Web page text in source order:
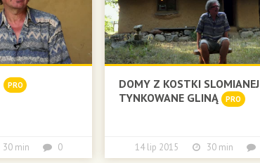
PRO
30 min 0
DOMY Z KOSTKI SLOMIANEJ
TYNKOWANE GLINĄ PRO
14 lip 2015 30 min